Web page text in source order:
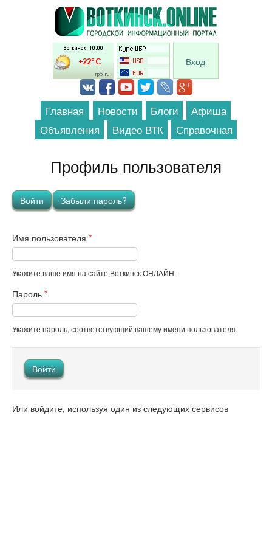
Перейти к основному содержанию
Вход
Главная Новости Блоги
Афиша
Объявления
Видео ВТК Справочная
Профиль пользователя
Главные вкладки
Войти(активная вкладка)
Забыли пароль?
Имя пользователя *
Укажите ваше имя на сайте Воткинск ОНЛАЙН.
Пароль *
Укажите пароль, соответствующий вашему имени пользователя.
Или войдите, используя один из следующих сервисов